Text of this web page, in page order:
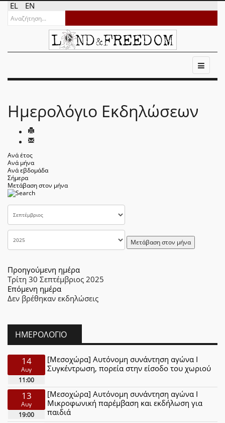
EL EN
Ημερολόγιο Εκδηλώσεων
Ανά έτος
Ανά μήνα
Ανά εβδομάδα
Σήμερα
Μετάβαση στον μήνα
Μετάβαση στον μήνα
Προηγούμενη ημέρα
Τρίτη 30 Σεπτέμβριος 2025
Επόμενη ημέρα
Δεν βρέθηκαν εκδηλώσεις
ΗΜΕΡΟΛΌΓΙΟ
14
Αυγ
11:00
[Μεσοχώρα] Αυτόνομη συνάντηση αγώνα Ι
Συγκέντρωση, πορεία στην είσοδο του χωριού
13
Αυγ
19:00
[Μεσοχώρα] Αυτόνομη συνάντηση αγώνα Ι
Μικροφωνική παρέμβαση και εκδήλωση για
παιδιά